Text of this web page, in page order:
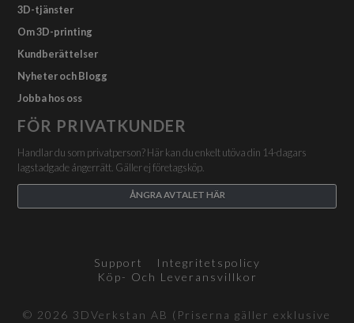
3D-tjänster
Om 3D-printing
Kundberättelser
Nyheter och Blogg
Jobba hos oss
FÖR PRIVATKUNDER
Handlar du som privatperson? Här kan du enkelt utöva din 14-dagars
lagstadgade ångerrätt. Gäller ej företagsköp.
ÅNGRA AVTALET HÄR
Support
Integritetspolicy
Köp- Och Leveransvillkor
© 2026 3DVerkstan AB (Priserna gäller exklusive